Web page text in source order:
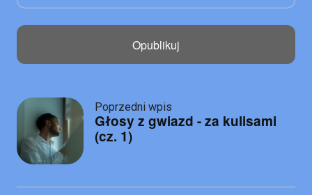
Post
navigation
Poprzedni wpis
Głosy z gwiazd - za kulisami
(cz. 1)